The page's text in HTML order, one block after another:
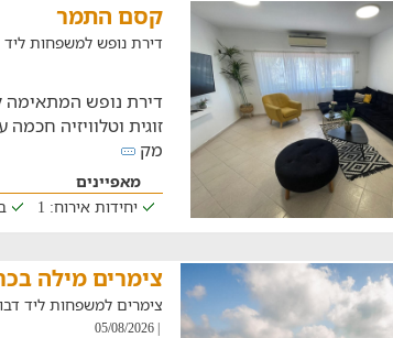
קסם התמר
דירת נופש למשפחות ליד
זוגית וטלוויזיה
מק
מאפיינים
יחידות אירוח: 1
צימרים מילה
צימרים למשפחות ליד
| 05/08/2026